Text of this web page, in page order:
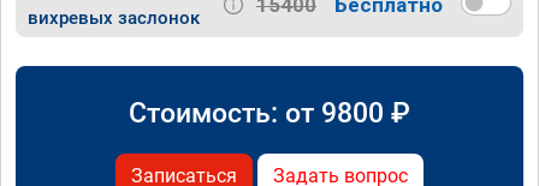
вихревых заслонок
Стоимость: от 9800 ₽
Записаться Задать вопрос